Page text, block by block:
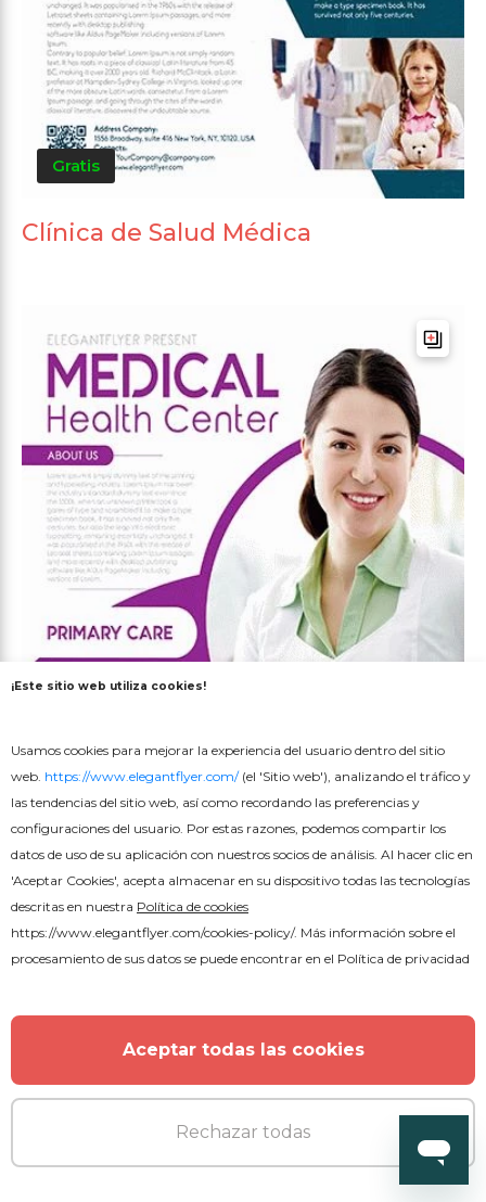
Gratis
Clínica de Salud Médica
Premium
¡Este sitio web utiliza cookies!
Usamos cookies para mejorar la experiencia del usuario dentro del sitio
web. https://www.elegantflyer.com/(el 'Sitio web'), analizando el tráfico y
las tendencias del sitio web, así como recordando las preferencias y
configuraciones del usuario. Por estas razones, podemos compartir los
datos de uso de su aplicación con nuestros socios de análisis. Al hacer clic en
'Aceptar Cookies', acepta almacenar en su dispositivo todas las tecnologías
descritas en nuestra Política de cookies
https://www.elegantflyer.com/cookies-policy/. Más información sobre el
procesamiento de sus datos se puede encontrar en el Política de privacidad
Aceptar todas las cookies
Rechazar todas